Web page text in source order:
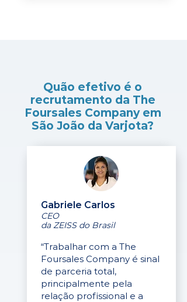
Quão efetivo é o
recrutamento da The
Foursales Company em
São João da Varjota?
Gabriele Carlos
CEO
da ZEISS do Brasil
“Trabalhar com a The
Foursales Company é sinal
de parceria total,
principalmente pela
relação profissional e a